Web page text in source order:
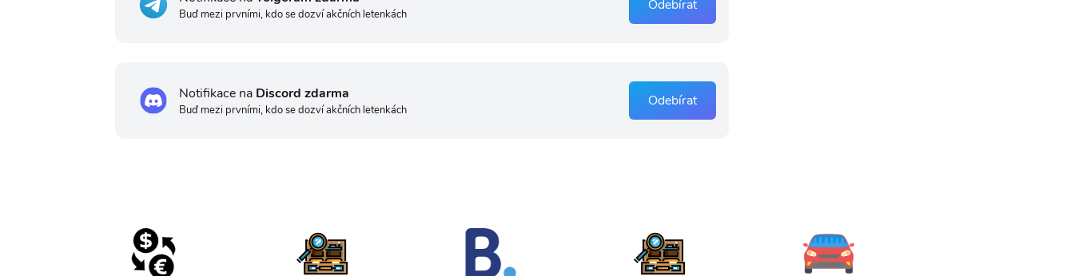
Buď mezi prvními, kdo se dozví akčních letenkách
Odebírat
Notifikace na Discord zdarma
Buď mezi prvními, kdo se dozví akčních letenkách
Odebírat